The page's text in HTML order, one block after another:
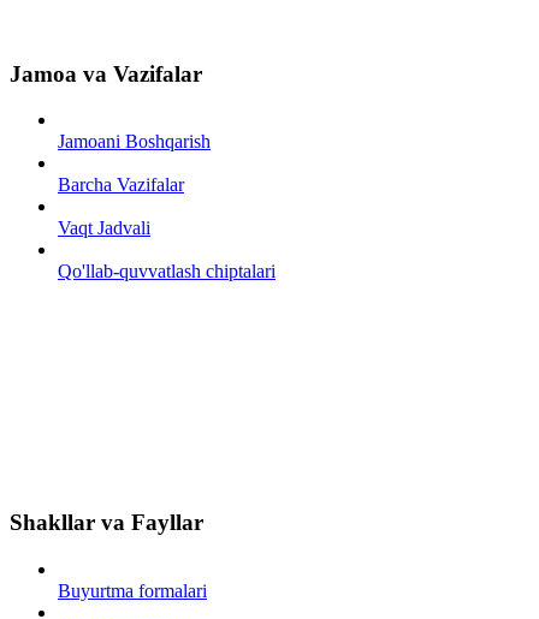
Jamoa va Vazifalar
Jamoani Boshqarish
Barcha Vazifalar
Vaqt Jadvali
Qo'llab-quvvatlash chiptalari
Shakllar va Fayllar
Buyurtma formalari